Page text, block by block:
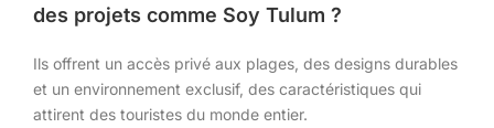
des projets comme Soy Tulum ?
Ils offrent un accès privé aux plages, des designs durables
et un environnement exclusif, des caractéristiques qui
attirent des touristes du monde entier.